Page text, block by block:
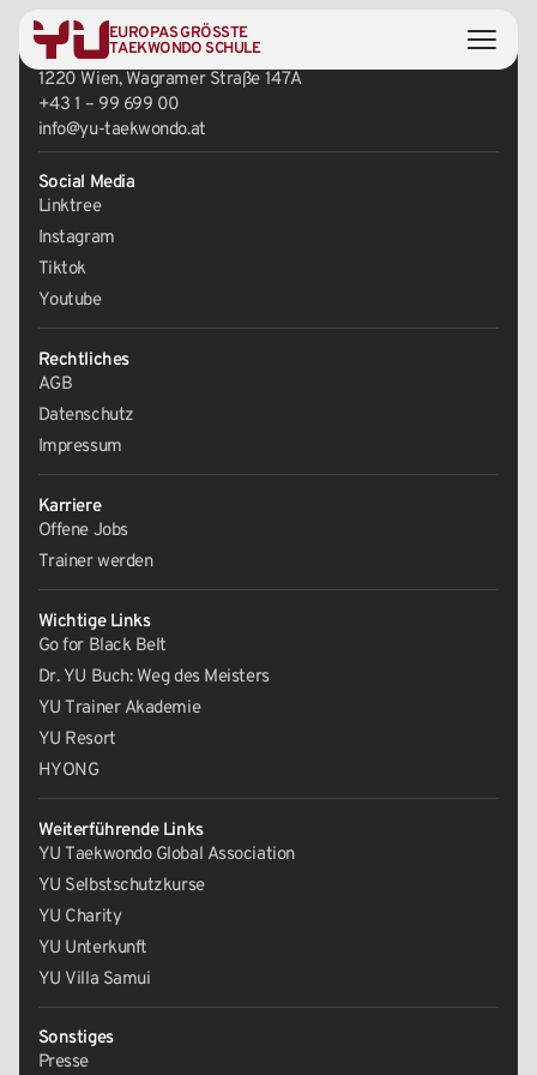
EUROPAS GRÖSSTE
TAEKWONDO SCHULE
Zentrale
1220 Wien, Wagramer Straße 147A
+43 1 – 99 699 00
info@yu-taekwondo.at
Social Media
Linktree
Instagram
Tiktok
Youtube
Rechtliches
AGB
Datenschutz
Impressum
Karriere
Offene Jobs
Trainer werden
Wichtige Links
Go for Black Belt
Dr. YU Buch: Weg des Meisters
YU Trainer Akademie
YU Resort
HYONG
Weiterführende Links
YU Taekwondo Global Association
YU Selbstschutzkurse
YU Charity
YU Unterkunft
YU Villa Samui
Sonstiges
Presse